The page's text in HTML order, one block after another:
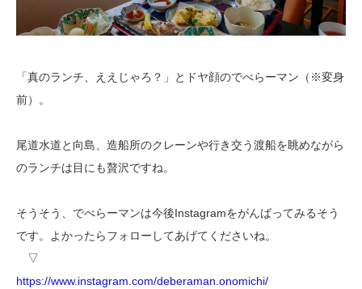
「真のランチ、ええじゃろ？」とドヤ顔のでべらーマン（※変身
前）。
尾道水道と向島、造船所のクレーンや行き交う渡船を眺めながら
のランチは目にも贅沢ですね。
そうそう、でべらーマンは今後Instagramをがんばってみるそう
です。よかったらフォローしてあげてくださいね。
▽
https://www.instagram.com/deberaman.onomichi/